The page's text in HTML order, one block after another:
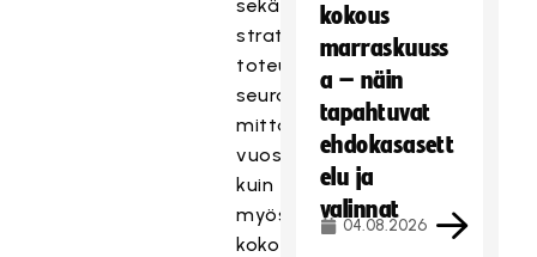
sekä
strategian
toteutumisen
seurannan
mittarit
vuositasolla
kuin
myös
koko
kokous
marraskuuss
a – näin
tapahtuvat
ehdokasasett
elu ja
valinnat
04.08.2026